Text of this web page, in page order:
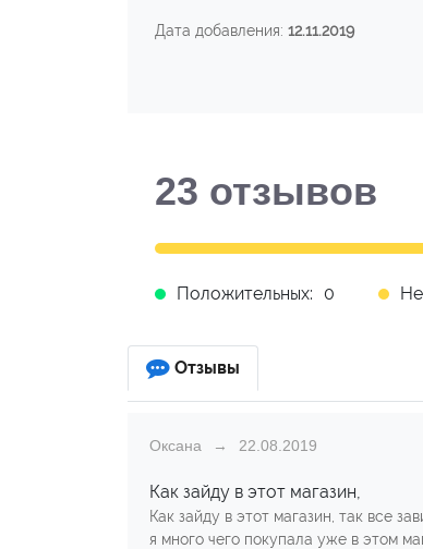
Дата добавления: 12.11.2019
23 отзывов
Положительных: 0
Отзывы
Оксана 22.08.2019
Как зайду в этот магазин,
Как зайду в этот магазин, так все
я много чего покупала уже в этом